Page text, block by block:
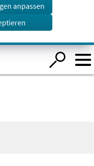
anpassen